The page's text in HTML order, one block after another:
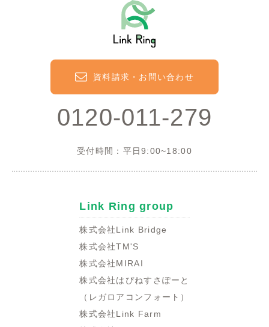
0120-011-279
受付時間：平日9:00~18:00
資料請求・お問い合わせ
Link Ring group
株式会社Link Bridge
株式会社TM'S
株式会社MIRAI
株式会社はぴねすさぽーと
（レガロアコンフォート）
株式会社Link Farm